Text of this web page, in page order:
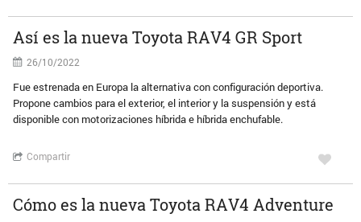
Así es la nueva Toyota RAV4 GR Sport
26/10/2022
Fue estrenada en Europa la alternativa con configuración deportiva.
Propone cambios para el exterior, el interior y la suspensión y está
disponible con motorizaciones híbrida e híbrida enchufable.
Compartir
Cómo es la nueva Toyota RAV4 Adventure